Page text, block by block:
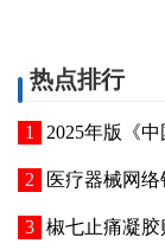
热点排行
2025年版《
医疗器械网
椒七止痛凝